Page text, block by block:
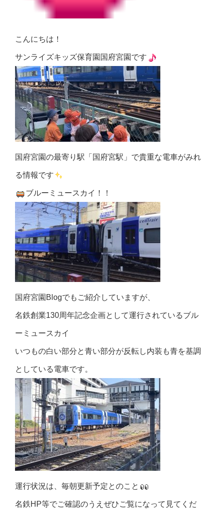
こんにちは！
サンライズキッズ保育園国府宮園です
国府宮園の最寄り駅「国府宮駅」で貴重な電車がみれ
る情報です
ブルーミュースカイ！！
国府宮園Blogでもご紹介していますが、
名鉄創業130周年記念企画として運行されているブル
ーミュースカイ
いつもの白い部分と青い部分が反転し内装も青を基調
としている電車です。
運行状況は、毎朝更新予定とのこと
名鉄HP等でご確認のうえぜひご覧になって見てくだ